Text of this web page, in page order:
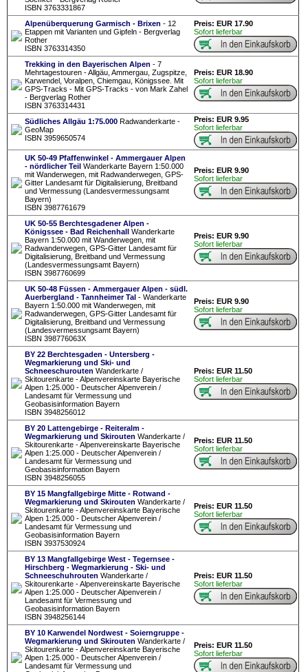
ISBN 3763331867
Alpenüberquerung Garmisch - Brixen - 12
Etappen mit Varianten und Gipfeln - Bergverlag
Rother
ISBN 3763314350
Preis: EUR 17.90
Sofort lieferbar
Trekking in den Bayerischen Alpen - 7
Mehrtagestouren - Allgäu, Ammergau, Zugspitze,
Karwendel, Voralpen, Chiemgau, Königssee. Mit
GPS-Tracks - Mit GPS-Tracks - von Mark Zahel
- Bergverlag Rother
ISBN 3763314431
Preis: EUR 18.90
Sofort lieferbar
Südliches Allgäu 1:75.000 Radwanderkarte -
GeoMap
ISBN 3959650574
Preis: EUR 9.95
Sofort lieferbar
UK 50-49 Pfaffenwinkel - Ammergauer Alpen
- nördlicher Teil Wanderkarte Bayern 1:50.000
mit Wanderwegen, mit Radwanderwegen, GPS-
Gitter Landesamt für Digitalisierung, Breitband
und Vermessung (Landesvermessungsamt
Bayern)
ISBN 3987761679
Preis: EUR 9.90
Sofort lieferbar
UK 50-55 Berchtesgadener Alpen -
Königssee - Bad Reichenhall Wanderkarte
Bayern 1:50.000 mit Wanderwegen, mit
Radwanderwegen, GPS-Gitter Landesamt für
Digitalisierung, Breitband und Vermessung
(Landesvermessungsamt Bayern)
ISBN 3987760699
Preis: EUR 9.90
Sofort lieferbar
UK 50-48 Füssen - Ammergauer Alpen - südl.
Auerbergland - Tannheimer Tal - Wanderkarte
Bayern 1:50.000 mit Wanderwegen, mit
Radwanderwegen, GPS-Gitter Landesamt für
Digitalisierung, Breitband und Vermessung
(Landesvermessungsamt Bayern)
ISBN 398776063X
Preis: EUR 9.90
Sofort lieferbar
BY 22 Berchtesgaden - Untersberg -
Wegmarkierung und Ski- und
Schneeschurouten Wanderkarte /
Skitourenkarte - Alpenvereinskarte Bayerische
Alpen 1:25.000 - Deutscher Alpenverein /
Landesamt für Vermessung und
Geobasisinformation Bayern
ISBN 3948256012
Preis: EUR 11.50
Sofort lieferbar
BY 20 Lattengebirge - Reiteralm -
Wegmarkierung und Skirouten Wanderkarte /
Skitourenkarte - Alpenvereinskarte Bayerische
Alpen 1:25.000 - Deutscher Alpenverein /
Landesamt für Vermessung und
Geobasisinformation Bayern
ISBN 3948256055
Preis: EUR 11.50
Sofort lieferbar
BY 15 Mangfallgebirge Mitte - Rotwand -
Wegmarkierung und Skirouten Wanderkarte /
Skitourenkarte - Alpenvereinskarte Bayerische
Alpen 1:25.000 - Deutscher Alpenverein /
Landesamt für Vermessung und
Geobasisinformation Bayern
ISBN 3937530924
Preis: EUR 11.50
Sofort lieferbar
BY 13 Mangfallgebirge West - Tegernsee -
Hirschberg - Wegmarkierung - Ski- und
Schneeschuhrouten Wanderkarte /
Skitourenkarte - Alpenvereinskarte Bayerische
Alpen 1:25.000 - Deutscher Alpenverein /
Landesamt für Vermessung und
Geobasisinformation Bayern
ISBN 3948256144
Preis: EUR 11.50
Sofort lieferbar
BY 10 Karwendel Nordwest - Soierngruppe -
Wegmarkierung und Skirouten Wanderkarte /
Skitourenkarte - Alpenvereinskarte Bayerische
Alpen 1:25.000 - Deutscher Alpenverein /
Landesamt für Vermessung und
Preis: EUR 11.50
Sofort lieferbar